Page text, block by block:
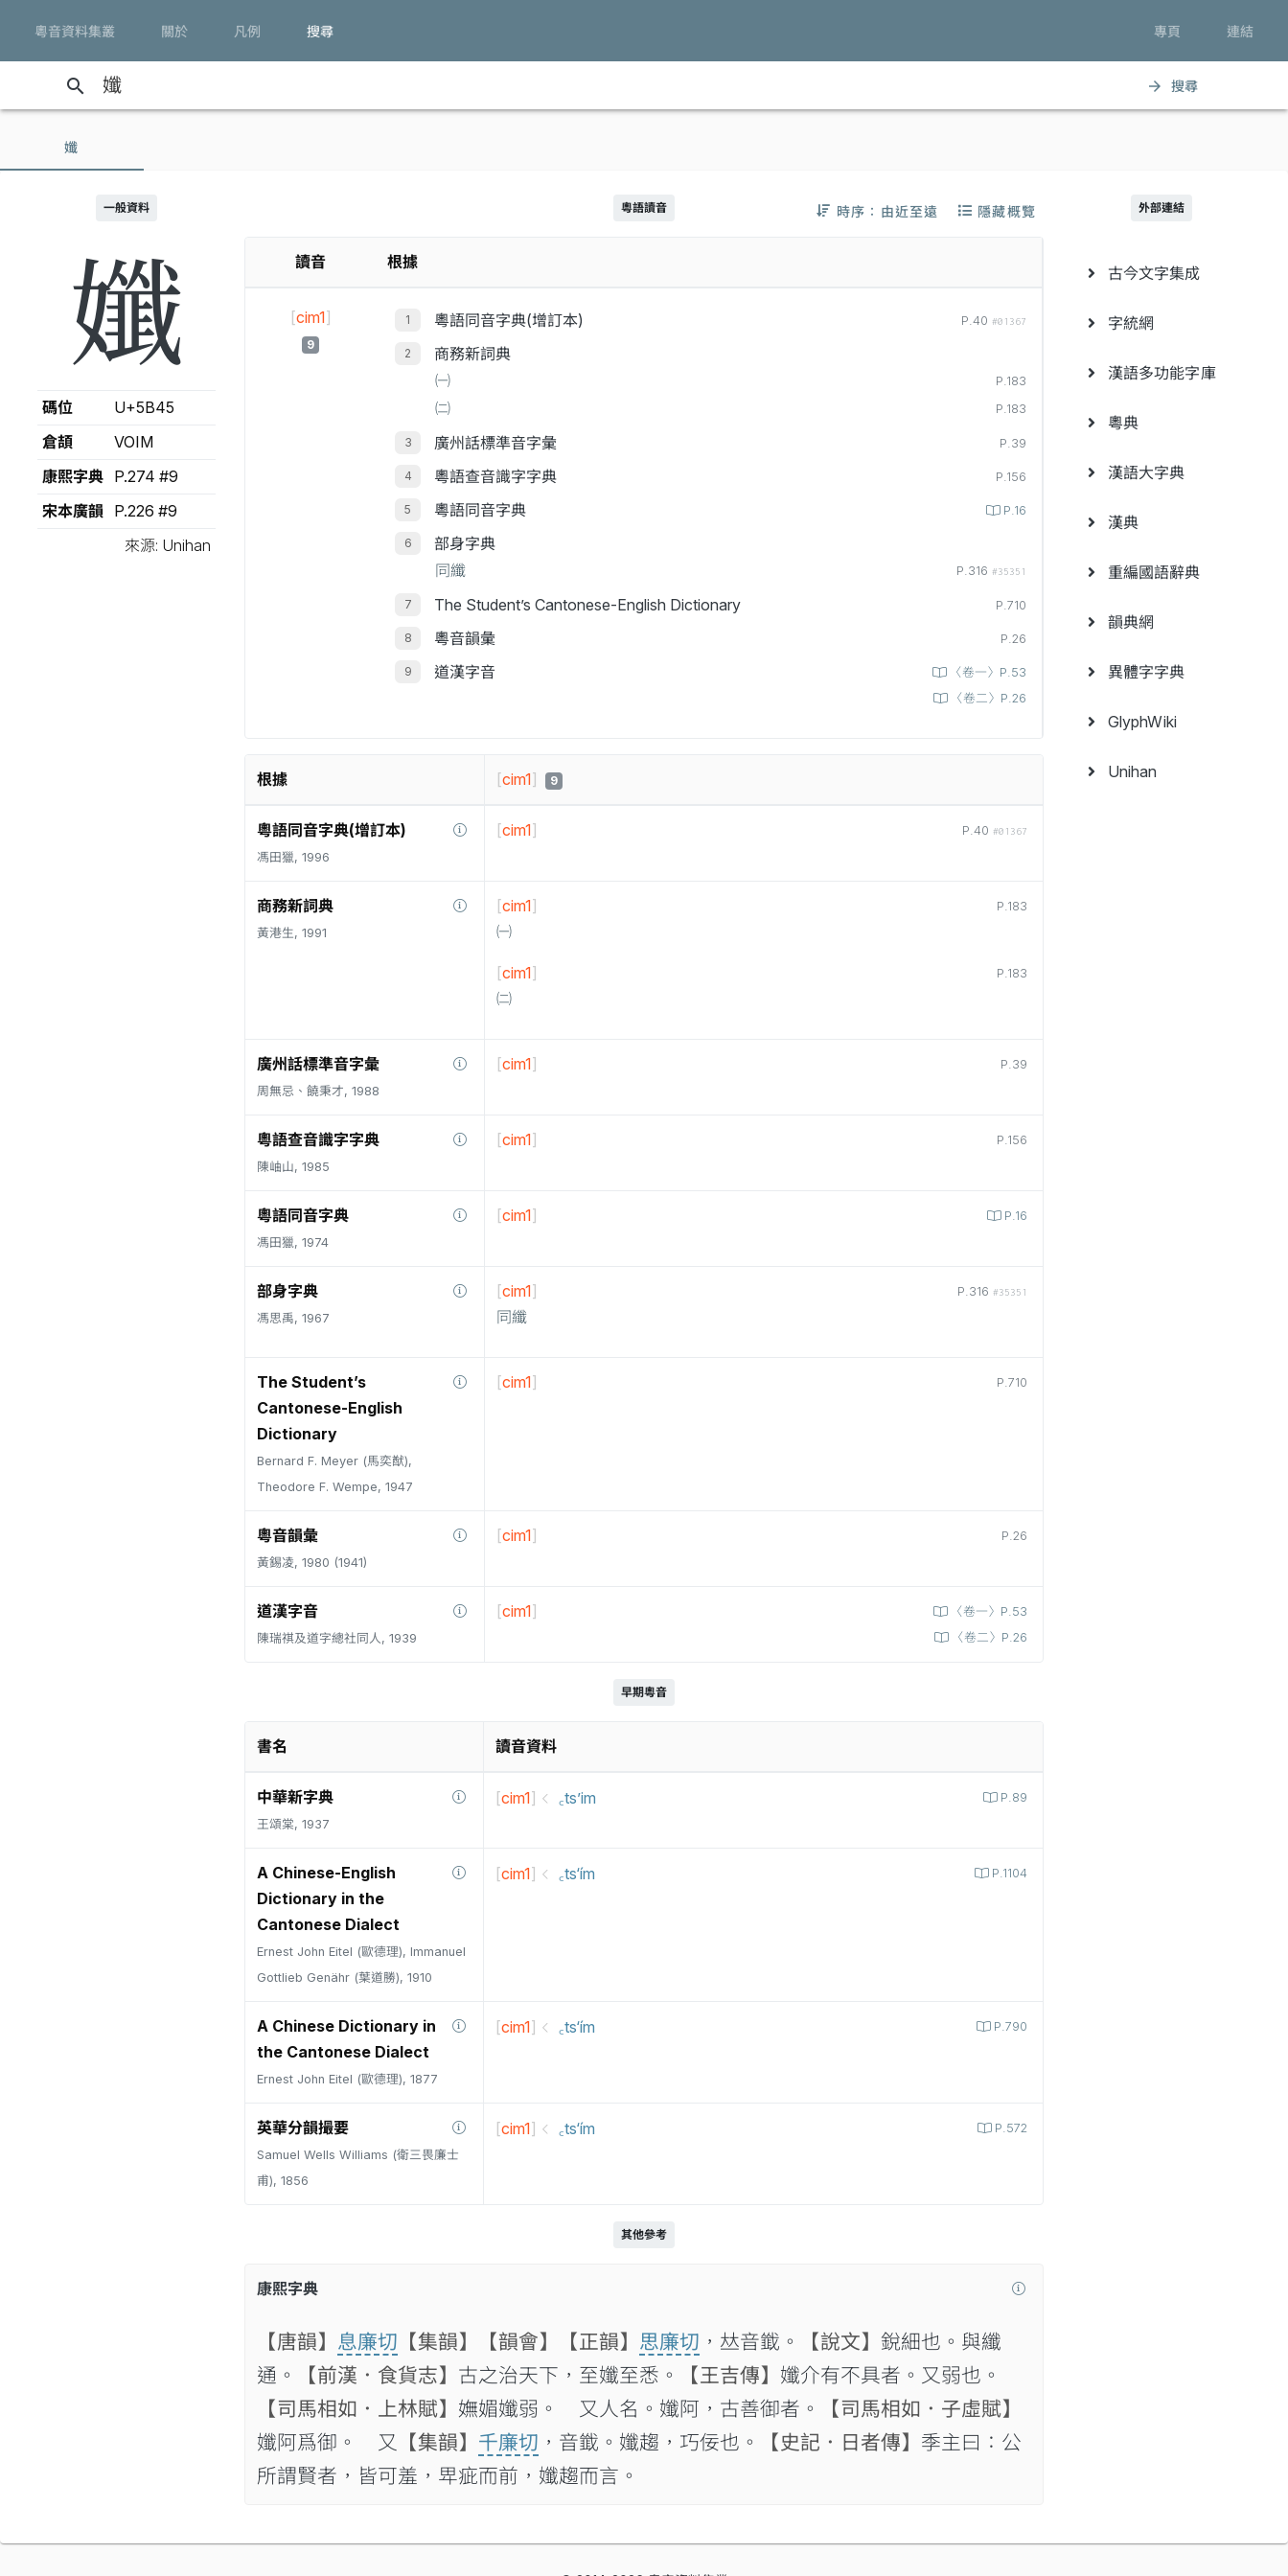
粵音資料集叢 關於 凡例 搜尋 專頁 連結
search arrow_forward 搜尋
孅
一般資料
孅
碼位
U+5B45
倉頡
VOIM
康熙字典
P.274 #9
宋本廣韻
P.226 #9
來源: Unihan
粵語讀音 時序：由近至遠 隱藏概覽
讀音 根據
[cim1]
9
粵語同音字典(增訂本) P.40 #01367
商務新詞典
㈠
P.183
㈡ P.183
廣州話標準音字彙 P.39
粵語查音識字字典 P.156
粵語同音字典 P.16
部身字典
同纖
P.316 #35351
The Student’s Cantonese-English Dictionary P.710
粵音韻彙 P.26
道漢字音
〈卷一〉P.53
〈卷二〉P.26
根據 [cim1] 9
粵語同音字典(增訂本)
馮田獵, 1996
P.40 #01367
[cim1]
商務新詞典
黃港生, 1991
P.183
[cim1]
㈠
P.183
[cim1]
㈡
廣州話標準音字彙
周無忌、饒秉才, 1988
P.39
[cim1]
粵語查音識字字典
陳岫山, 1985
P.156
[cim1]
粵語同音字典
馮田獵, 1974
P.16
[cim1]
部身字典
馮思禹, 1967
P.316 #35351
[cim1]
同纖
The Student’s
Cantonese-English
Dictionary
Bernard F. Meyer (馬奕猷),
Theodore F. Wempe, 1947
P.710
[cim1]
粵音韻彙
黃錫凌, 1980 (1941)
P.26
[cim1]
道漢字音
陳瑞祺及道字總社同人, 1939
〈卷一〉P.53
〈卷二〉P.26
[cim1]
早期粵音
書名 讀音資料
中華新字典
王頌棠, 1937
P.89
[cim1] ꜀ts’im
A Chinese-English
Dictionary in the
Cantonese Dialect
Ernest John Eitel (歐德理), Immanuel
Gottlieb Genähr (葉道勝), 1910
P.1104
[cim1] ꜀ts‘ím
A Chinese Dictionary in
the Cantonese Dialect
Ernest John Eitel (歐德理), 1877
P.790
[cim1] ꜀ts‘ím
英華分韻撮要
Samuel Wells Williams (衛三畏廉士
甫), 1856
P.572
[cim1] ꜀ts‘ím
其他參考
康熙字典
【唐韻】 息廉切 【集韻】 【韻會】 【正韻】 思廉切 ，𠀤音韱。 【說文】 銳細也。與纖
通。
【前漢．食貨志】 古之治天下，至孅至悉。 【王吉傳】 孅介有不具者。又弱也。
【司馬相如．上林賦】 嫵媚孅弱。 又人名。孅阿，古善御者。
【司馬相如．子虛賦】
孅阿爲御。 又
【集韻】 千廉切 ，音韱。孅趨，巧佞也。 【史記．日者傳】 季主曰：公
所謂賢者，皆可羞，𤰞疵而前，孅趨而言。
外部連結
古今文字集成
字統網
漢語多功能字庫
粵典
漢語大字典
漢典
重編國語辭典
韻典網
異體字字典
GlyphWiki
Unihan